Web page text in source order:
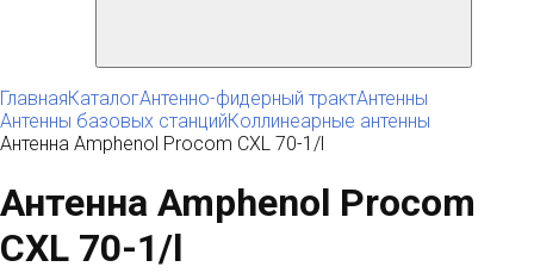
ГлавнаяКаталогАнтенно-фидерный трактАнтенны
Антенны базовых станцийКоллинеарные антенны
Антенна Amphenol Procom CXL 70-1/l
Антенна Amphenol Procom
CXL 70-1/l